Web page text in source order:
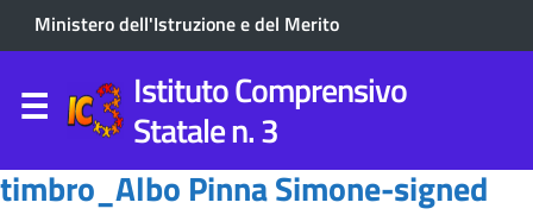
Ministero dell'Istruzione e del Merito
Istituto Comprensivo
Statale n. 3
timbro_Albo Pinna Simone-signed